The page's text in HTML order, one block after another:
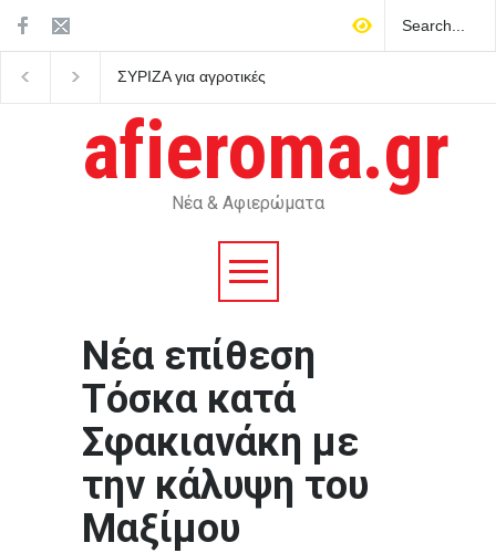
ΣΥΡΙΖΑ για αγροτικές
τον φύλακα των
συμφερόντων των αγροτών
afieroma.gr
Νέα & Αφιερώματα
Νέα επίθεση
Τόσκα κατά
Σφακιανάκη με
την κάλυψη του
Μαξίμου